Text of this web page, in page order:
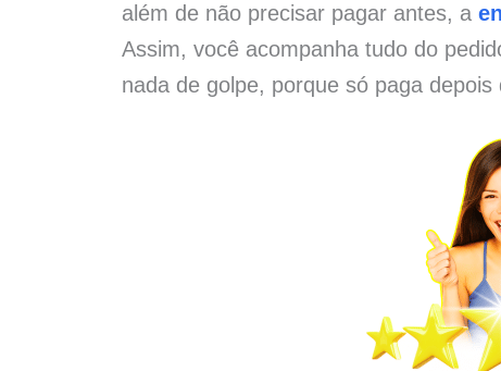
além de não precisar pagar antes, a
Assim, você acompanha tudo do
nada de golpe, porque só paga depois